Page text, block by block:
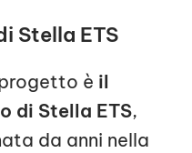
Stella ETS
è il
di Stella ETS,
da anni nella